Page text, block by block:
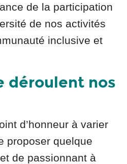
de la participation
de nos activités
inclusive et
déroulent nos
d’honneur à varier
proposer quelque
de passionnant à